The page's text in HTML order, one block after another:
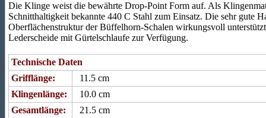
Die Klinge weist die bewährte Drop-Point Form auf. Als
Schnitthaltigkeit bekannte 440 C Stahl zum Einsatz. Die sehr gute
Oberflächenstruktur der Büffelhorn-Schalen wirkungsvoll
Lederscheide mit Gürtelschlaufe zur Verfügung.
Technische Daten
Grifflänge:
11.5 cm
Klingenlänge:
10.0 cm
Gesamtlänge:
21.5 cm